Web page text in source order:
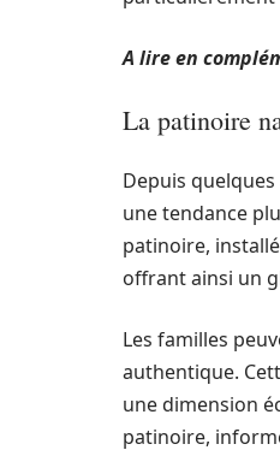
A lire en
La patinoire
Depuis
une tendance
patinoire,
offrant ainsi un
Les familles
authentique.
une dimension
patinoire,